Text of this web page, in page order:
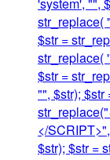
str_replace(
$str =
str_replace(
$str =
"", $str); $str
</
$str); $str =